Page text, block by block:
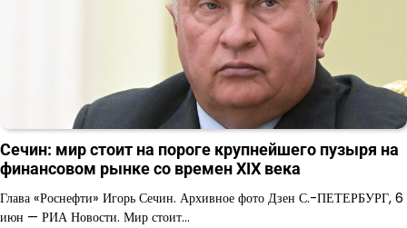
Сечин: мир стоит на пороге крупнейшего пузыря на
финансовом рынке со времен XIX века
Глава «Роснефти» Игорь Сечин. Архивное фото Дзен С.-ПЕТЕРБУРГ, 6
июн — РИА Новости. Мир стоит…